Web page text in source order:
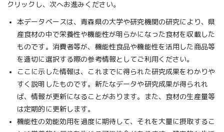
クリックし、次へお進みください。
本データベースは、青森県の大学や研究機関の研究により、県
産食材の中で栄養性や機能性が明らかになった食材を収載した
ものです。消費者等が、機能性食品や機能性を活用した商品等
を適切に選択する際の参考情報としてご利用ください。
ここに示した情報は、これまでに得られた研究成果をわかりや
すく説明したものです。新たなデータや研究成果が得られれ
ば、情報が更新になることがあります。また、食材の生産量等
は定期的に更新します。
機能性の効能効用を過度に期待して、それを大量に摂取するこ